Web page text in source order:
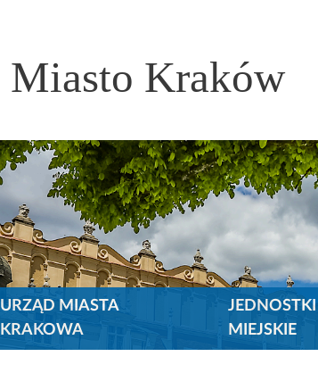
Miasto Kraków
URZĄD MIASTA
KRAKOWA
JEDNOSTKI
MIEJSKIE